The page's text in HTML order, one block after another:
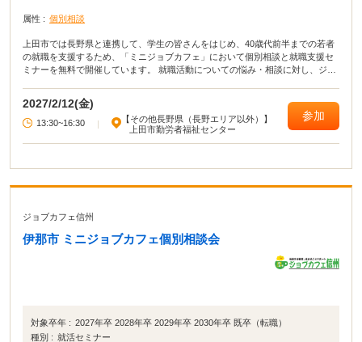
属性 : 個別相談
上田市では長野県と連携して、学生の皆さんをはじめ、40歳代前半までの若者
の就職を支援するため、「ミニジョブカフェ」において個別相談と就職支援セ
ミナーを無料で開催しています。 就職活動についての悩み・相談に対し、ジョ
2027/2/12(金)
13:30~16:30
【その他長野県（長野エリア以外）】
上田市勤労者福祉センター
参加
ジョブカフェ信州
伊那市 ミニジョブカフェ個別相談会
対象卒年 : 2027年卒 2028年卒 2029年卒 2030年卒 既卒（転職）
種別 : 就活セミナー